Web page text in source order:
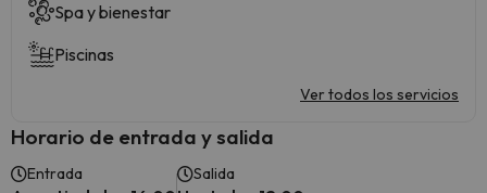
Spa y bienestar
Piscinas
Ver todos los servicios
Horario de entrada y salida
Entrada Salida